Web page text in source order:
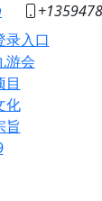
录入口
游会
目
化
旨